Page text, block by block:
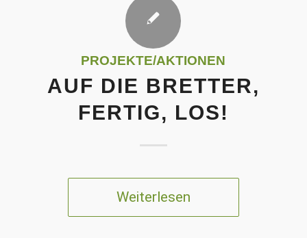
PROJEKTE/AKTIONEN
AUF DIE BRETTER,
FERTIG, LOS!
Weiterlesen